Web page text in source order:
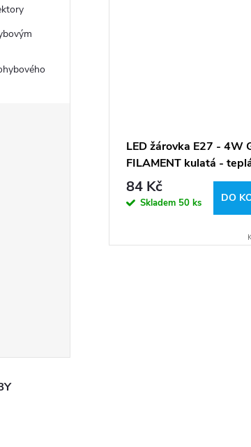
bílá (2700K)
LED žárovka E27 - 4W
FILAMENT kulatá -
84 Kč
Skladem 50 ks DO